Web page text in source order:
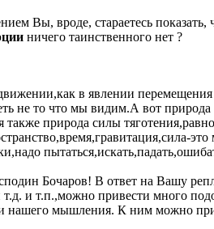
Вы, вроде, стараетесь показать,
ничего таинственного нет ?
в явлении перемещения
не то что мы видим.А вот
также природа силы
Бочаров! В ответ на Вашу
т.д. и т.п.,можно привести много
нашего мышления. К ним можно